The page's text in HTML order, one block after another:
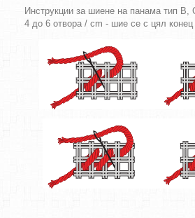
Инструкции за шиене на панама тип B,
4 до 6 отвора / cm - шие се с цял конец